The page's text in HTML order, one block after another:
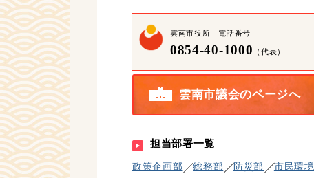
雲南市役所 電話番号
0854-40-1000 （代表）
雲南市議会のページへ
担当部署一覧
政策企画部 総務部 防災部
市民環境